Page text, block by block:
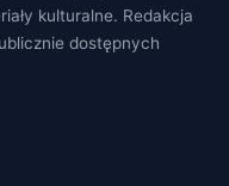
kulturalne. Redakcja
dostępnych